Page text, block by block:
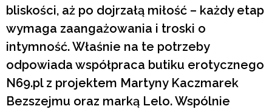
bliskości, aż po dojrzałą miłość – każdy etap
wymaga zaangażowania i troski o
intymność. Właśnie na te potrzeby
odpowiada współpraca butiku erotycznego
N69.pl z projektem Martyny Kaczmarek
Bezszejmu oraz marką Lelo. Wspólnie